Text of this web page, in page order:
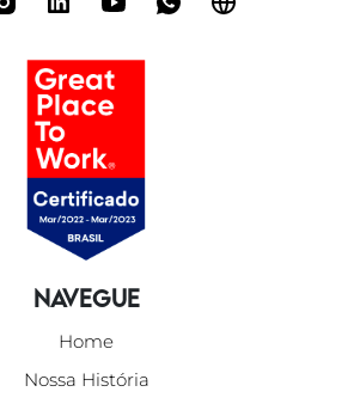
Navegue
Home
Nossa História